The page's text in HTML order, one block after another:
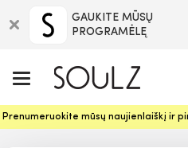
GAUKITE MŪSŲ
PROGRAMĖLĘ
Prenumeruokite mūsų naujienlaiškį ir